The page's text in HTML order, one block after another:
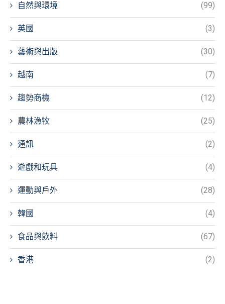
自然與環境 (99)
英國 (3)
藝術與出版 (30)
越南 (7)
趨勢商機 (12)
農林漁牧 (25)
通訊 (2)
遊戲和玩具 (4)
運動與戶外 (28)
韓國 (4)
食品與飲料 (67)
香港 (2)